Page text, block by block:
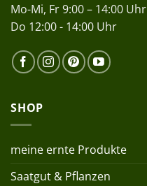
Mo-Mi, Fr 9:00 – 14:00 Uhr
Do 12:00 - 14:00 Uhr
SHOP
meine ernte Produkte
Saatgut & Pflanzen